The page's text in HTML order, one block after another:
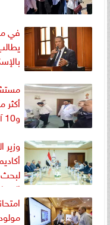
في
و10 آلاف تحليل خلال شهر واحد
وزير